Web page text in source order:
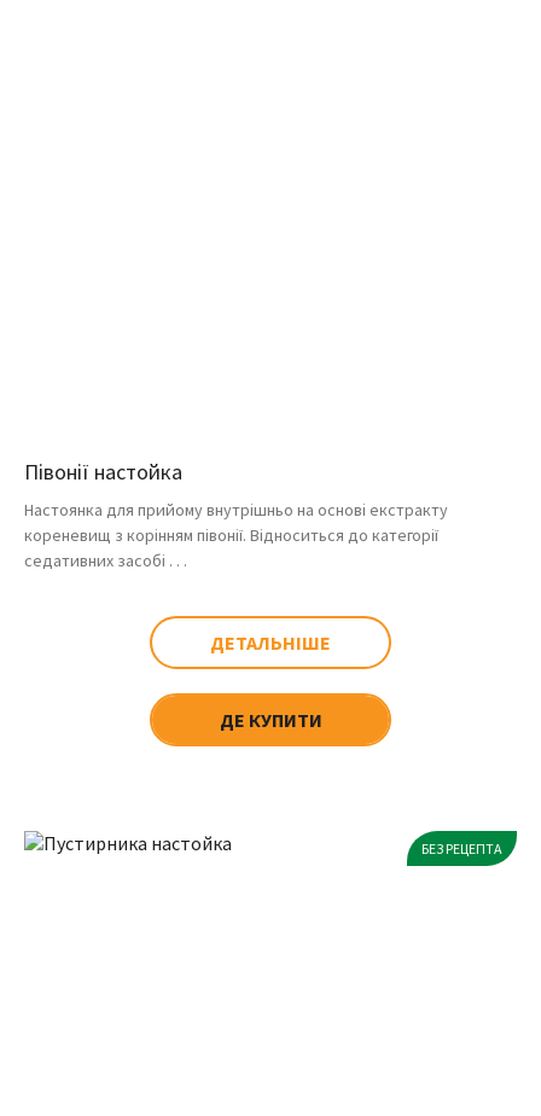
Півонії настойка
Настоянка для прийому внутрішньо на основі екстракту
кореневищ з корінням півонії. Відноситься до категорії
седативних засобі . . .
ДЕТАЛЬНІШЕ
ДЕ КУПИТИ
БЕЗ РЕЦЕПТА